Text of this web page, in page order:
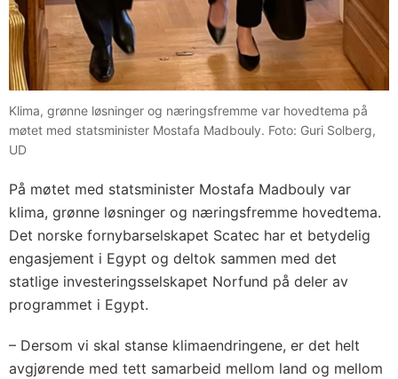
Klima, grønne løsninger og næringsfremme var hovedtema på
møtet med statsminister Mostafa Madbouly. Foto: Guri Solberg,
UD
På møtet med statsminister Mostafa Madbouly var
klima, grønne løsninger og næringsfremme hovedtema.
Det norske fornybarselskapet Scatec har et betydelig
engasjement i Egypt og deltok sammen med det
statlige investeringsselskapet Norfund på deler av
programmet i Egypt.
– Dersom vi skal stanse klimaendringene, er det helt
avgjørende med tett samarbeid mellom land og mellom